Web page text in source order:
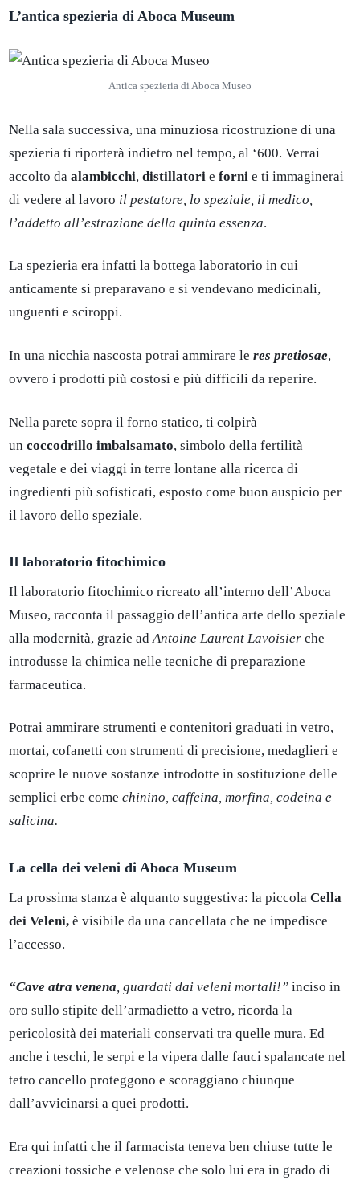
L’antica spezieria di Aboca Museum
Antica spezieria di Aboca Museo
Nella sala successiva, una minuziosa ricostruzione di una
spezieria ti riporterà indietro nel tempo, al ‘600. Verrai
accolto da alambicchi, distillatori e forni e ti immaginerai
di vedere al lavoro il pestatore, lo speziale, il medico,
l’addetto all’estrazione della quinta essenza.
La spezieria era infatti la bottega laboratorio in cui
anticamente si preparavano e si vendevano medicinali,
unguenti e sciroppi.
In una nicchia nascosta potrai ammirare le res pretiosae,
ovvero i prodotti più costosi e più difficili da reperire.
Nella parete sopra il forno statico, ti colpirà
un coccodrillo imbalsamato, simbolo della fertilità
vegetale e dei viaggi in terre lontane alla ricerca di
ingredienti più sofisticati, esposto come buon auspicio per
il lavoro dello speziale.
Il laboratorio fitochimico
Il laboratorio fitochimico ricreato all’interno dell’Aboca
Museo, racconta il passaggio dell’antica arte dello speziale
alla modernità, grazie adAntoine Laurent Lavoisier che
introdusse la chimica nelle tecniche di preparazione
farmaceutica.
Potrai ammirare strumenti e contenitori graduati in vetro,
mortai, cofanetti con strumenti di precisione, medaglieri e
scoprire le nuove sostanze introdotte in sostituzione delle
semplici erbe come chinino, caffeina, morfina, codeina e
salicina.
La cella dei veleni di Aboca Museum
La prossima stanza è alquanto suggestiva: la piccola Cella
dei Veleni, è visibile da una cancellata che ne impedisce
l’accesso.
“Cave atra venena, guardati dai veleni mortali!” inciso in
oro sullo stipite dell’armadietto a vetro, ricorda la
pericolosità dei materiali conservati tra quelle mura. Ed
anche i teschi, le serpi e la vipera dalle fauci spalancate nel
tetro cancello proteggono e scoraggiano chiunque
dall’avvicinarsi a quei prodotti.
Era qui infatti che il farmacista teneva ben chiuse tutte le
creazioni tossiche e velenose che solo lui era in grado di